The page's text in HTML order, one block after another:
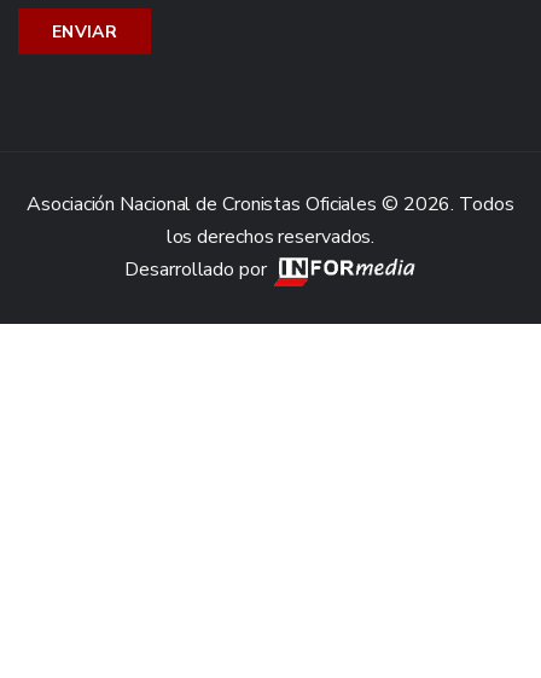
Asociación Nacional de Cronistas Oficiales © 2026. Todos
los derechos reservados.
Desarrollado por